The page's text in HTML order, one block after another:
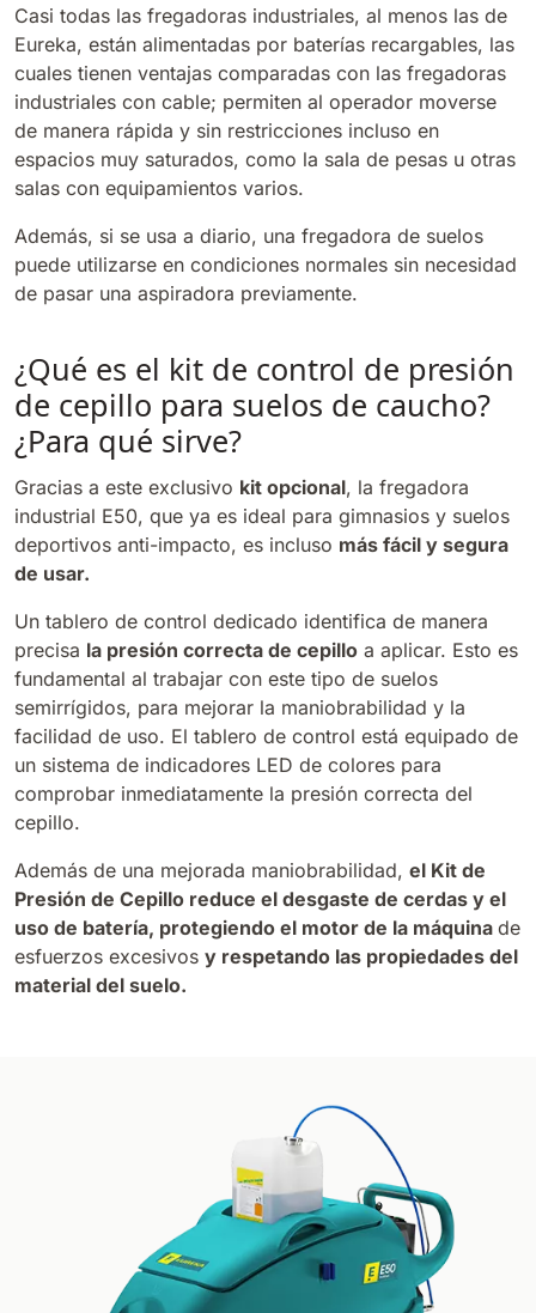
Casi todas las fregadoras industriales, al menos las de
Eureka, están alimentadas por baterías recargables, las
cuales tienen ventajas comparadas con las fregadoras
industriales con cable; permiten al operador moverse
de manera rápida y sin restricciones incluso en
espacios muy saturados, como la sala de pesas u otras
salas con equipamientos varios.
Además, si se usa a diario, una fregadora de suelos
puede utilizarse en condiciones normales sin necesidad
de pasar una aspiradora previamente.
¿Qué es el kit de control de presión
de cepillo para suelos de caucho?
¿Para qué sirve?
Gracias a este exclusivo kit opcional, la fregadora
industrial E50, que ya es ideal para gimnasios y suelos
deportivos anti-impacto, es incluso más fácil y segura
de usar.
Un tablero de control dedicado identifica de manera
precisa la presión correcta de cepillo a aplicar. Esto es
fundamental al trabajar con este tipo de suelos
semirrígidos, para mejorar la maniobrabilidad y la
facilidad de uso. El tablero de control está equipado de
un sistema de indicadores LED de colores para
comprobar inmediatamente la presión correcta del
cepillo.
Además de una mejorada maniobrabilidad, el Kit de
Presión de Cepillo reduce el desgaste de cerdas y el
uso de batería, protegiendo el motor de la máquina de
esfuerzos excesivos y respetando las propiedades del
material del suelo.